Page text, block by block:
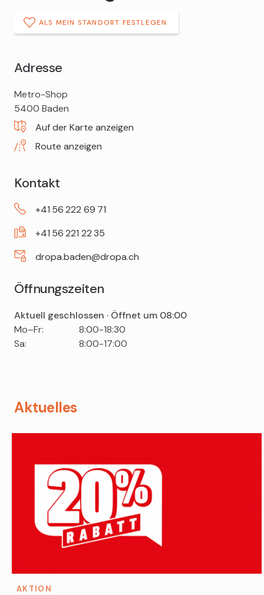
ALS MEIN STANDORT FESTLEGEN
Adresse
DROPA
Drogerie
Baden
Metro-Shop
5400 Baden
Auf der Karte anzeigen
Route anzeigen
Kontakt
+41 56 222 69 71
+41 56 221 2235
dropa.baden@dropa.ch
Öffnungszeiten
Aktuell geschlossen · Öffnet um 08:00
Tag
Time
slot
Comment
Mo–Fr:
8:00-18:30
Sa:
8:00-17:00
Aktuelles
AKTION